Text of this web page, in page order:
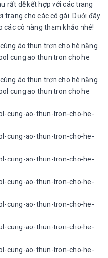
rất dễ kết hợp với các trang
trang cho các cô gái. Dưới đây
các cô nàng tham khảo nhé!